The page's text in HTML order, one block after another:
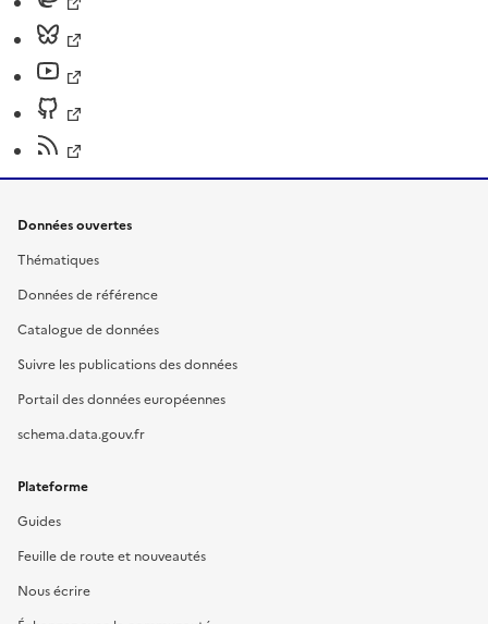
Données ouvertes
Thématiques
Données de référence
Catalogue de données
Suivre les publications des données
Portail des données européennes
schema.data.gouv.fr
Plateforme
Guides
Feuille de route et nouveautés
Nous écrire